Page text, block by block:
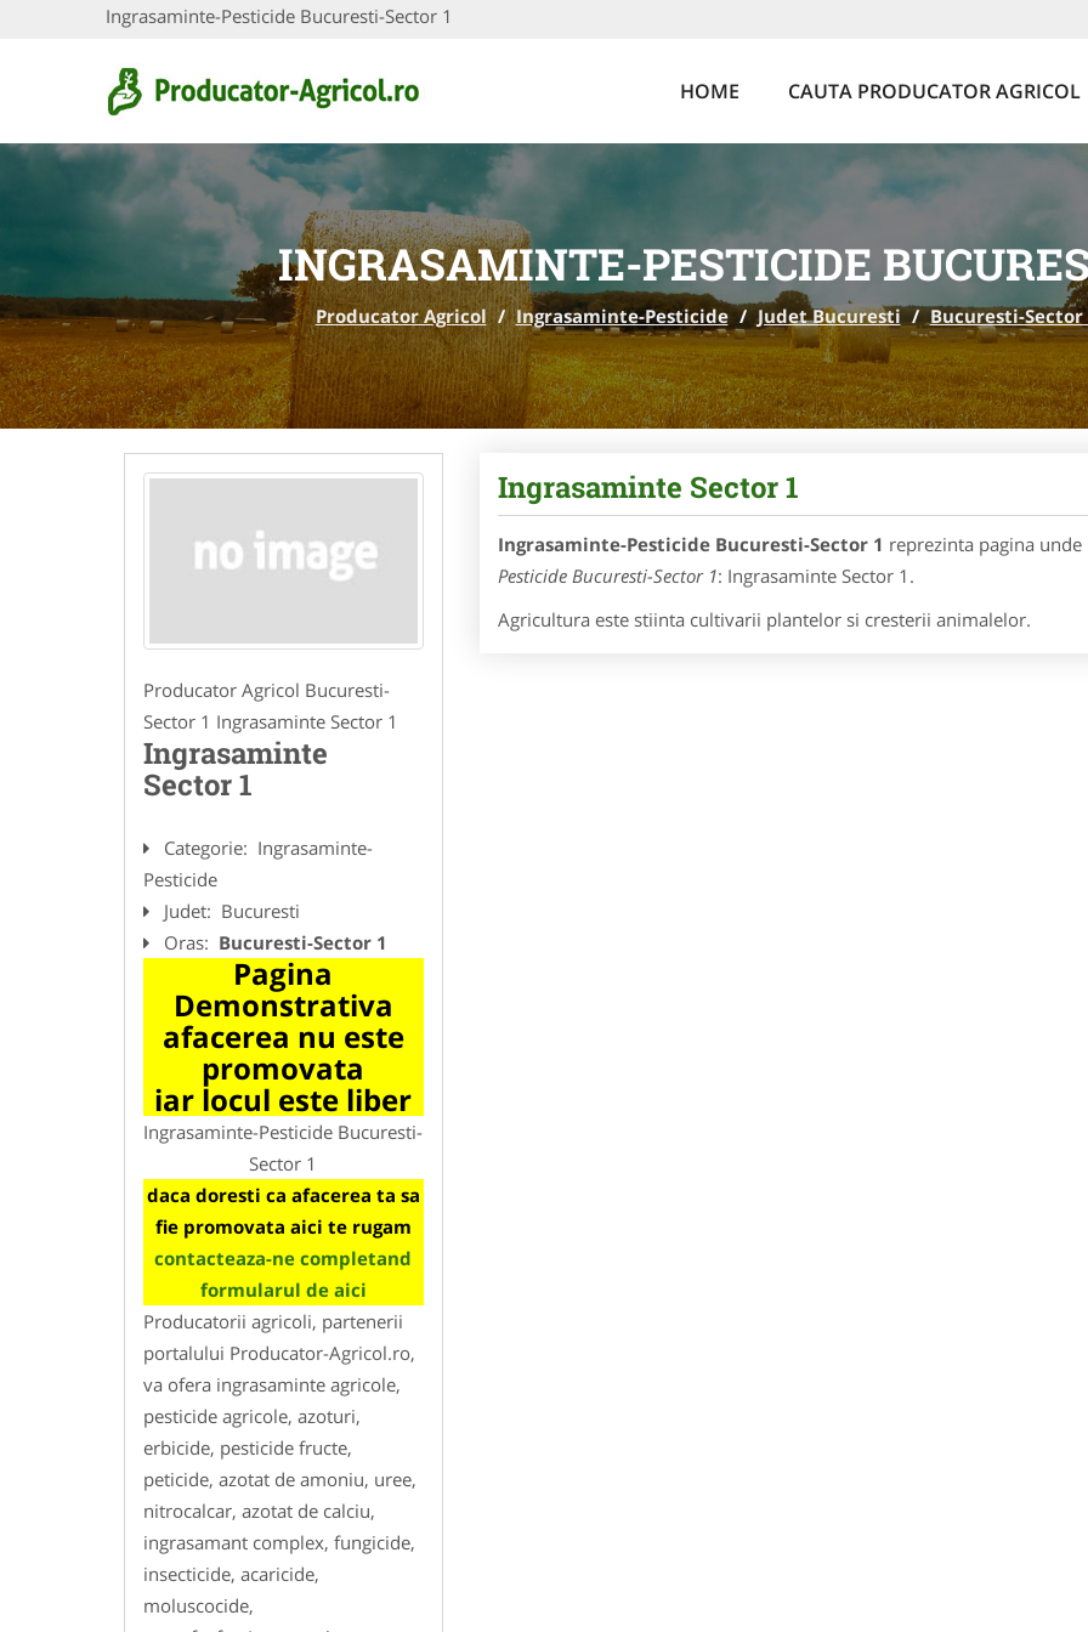
Ingrasaminte-Pesticide Bucuresti-Sector 1
HOME CAUTA PRODUCATOR AGRICOL
INGRASAMINTE-PESTICIDE
Producator Agricol / Ingrasaminte-Pesticide / Judet Bucuresti / Bucuresti-Sector
Producator Agricol Bucuresti-
Sector 1 Ingrasaminte Sector 1
Ingrasaminte
Sector 1
Categorie: Ingrasaminte-
Pesticide
Judet: Bucuresti
Oras: Bucuresti-Sector 1
Pagina
Demonstrativa
afacerea nu este
promovata
iar locul este liber
Ingrasaminte-Pesticide Bucuresti-
Sector 1
daca doresti ca afacerea ta sa
fie promovata aici te rugam
contacteaza-ne completand
formularul de aici
Producatorii agricoli, partenerii
portalului Producator-Agricol.ro,
va ofera ingrasaminte agricole,
pesticide agricole, azoturi,
erbicide, pesticide fructe,
peticide, azotat de amoniu, uree,
nitrocalcar, azotat de calciu,
ingrasamant complex, fungicide,
insecticide, acaricide,
moluscocide,
Ingrasaminte Sector 1
Ingrasaminte-Pesticide Bucuresti-Sector 1 reprezinta pagina
Pesticide Bucuresti-Sector 1: Ingrasaminte Sector 1.
Agricultura este stiinta cultivarii plantelor si cresterii animalelor.